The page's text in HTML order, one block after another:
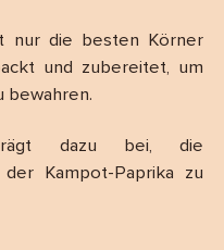
nur die besten Körner
und zubereitet, um
bewahren.
trägt dazu bei, die
Kampot-Paprika zu